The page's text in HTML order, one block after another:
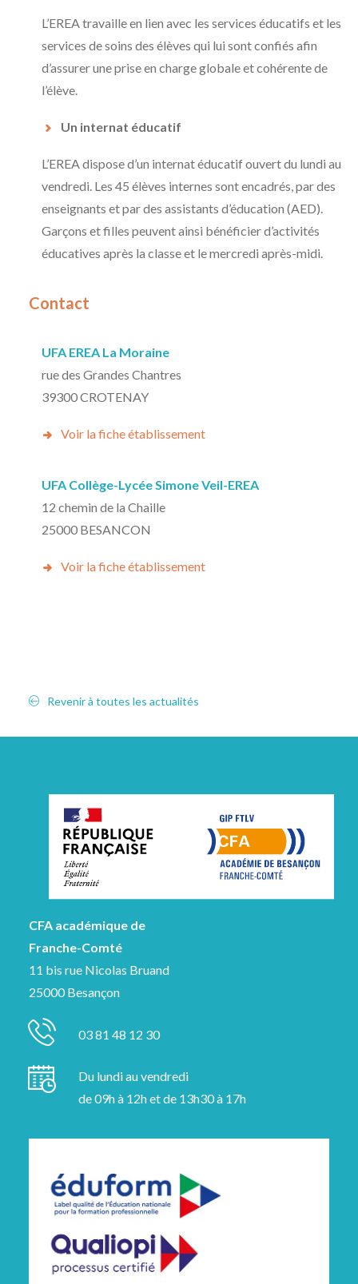
L’EREA travaille en lien avec les services éducatifs et les
services de soins des élèves qui lui sont confiés afin
d’assurer une prise en charge globale et cohérente de
l’élève.
Un internat éducatif
L’EREA dispose d’un internat éducatif ouvert du lundi au
vendredi. Les 45 élèves internes sont encadrés, par des
enseignants et par des assistants d’éducation (AED).
Garçons et filles peuvent ainsi bénéficier d’activités
éducatives après la classe et le mercredi après-midi.
Contact
UFA EREA La Moraine
rue des Grandes Chantres
39300 CROTENAY
Voir la fiche établissement
UFA Collège-Lycée Simone Veil-EREA
12 chemin de la Chaille
25000 BESANCON
Voir la fiche établissement
Revenir à toutes les actualités
CFA académique de
Franche-Comté
11 bis rue Nicolas Bruand
25000 Besançon
03 81 48 12 30
Du lundi au vendredi
de 09h à 12h et de 13h30 à 17h